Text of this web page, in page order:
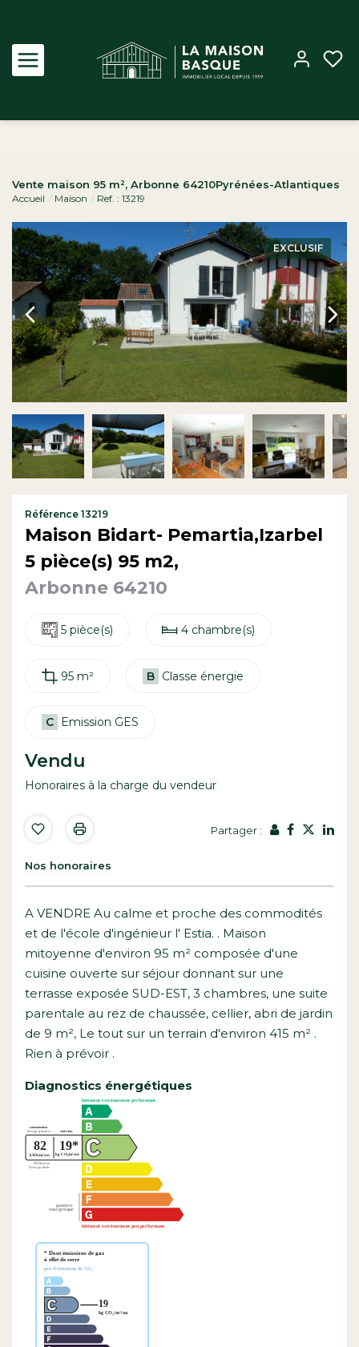
Louer
Estimer
Biens vendus
Notre Agence
Contact
Vente maison 95 m², Arbonne 64210Pyrénées-Atlantiques
Accueil Maison Ref. : 13219
EXCLUSIF
Référence 13219
Maison Bidart- Pemartia,Izarbel
5 pièce(s) 95 m2,
Arbonne 64210
5 pièce(s) 4 chambre(s)
95 m² B Classe énergie
C Emission GES
Vendu
Honoraires à la charge du vendeur
Partager :
Nos honoraires
A VENDRE Au calme et proche des commodités
et de l'école d'ingénieur l' Estia. . Maison
mitoyenne d'environ 95 m² composée d'une
cuisine ouverte sur séjour donnant sur une
terrasse exposée SUD-EST, 3 chambres, une suite
parentale au rez de chaussée, cellier, abri de jardin
de 9 m², Le tout sur un terrain d'environ 415 m² .
Rien à prévoir .
Diagnostics énergétiques